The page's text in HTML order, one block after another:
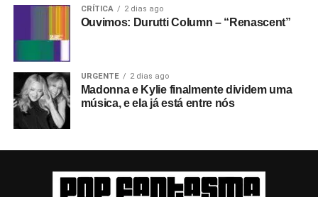
CRÍTICA 2 dias ago
Ouvimos: Durutti Column – “Renascent”
URGENTE 2 dias ago
Madonna e Kylie finalmente dividem uma
música, e ela já está entre nós